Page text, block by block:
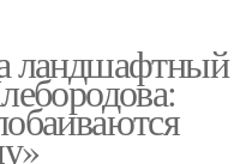
ландшафтный